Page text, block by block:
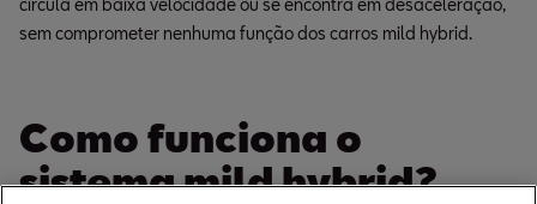
circula em baixa velocidade ou se encontra em desaceleração,
sem comprometer nenhuma função dos carros mild hybrid.
Como funciona o
sistema mild hybrid?